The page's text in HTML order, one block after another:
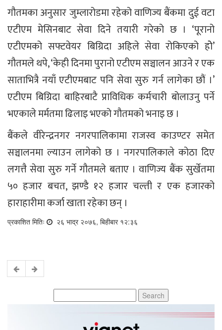
गौतमका अनुसार जुम्लारोडमा रहेको वाणिज्य बैंकमा दुई वटा
एटीएम मेसिनबाट सेवा दिने तयारी गरेको छ । ‘पूरानो
एटीएमको सफ्टवेयर बिग्रिदा अहिले सेवा रोकिएको होे’
गौतमले थपे, ‘केही दिनमा पुरानो एटीएम सञ्चालन आउने र एक
साताभित्रै नयाँ एटीएमबाट पनि सेवा सुरु गर्न लागेका छौं ।’
एटीएम बिग्रिदा बाहिरबाटै प्राविधिक कर्मचारी बोलाउनु पर्ने
भएकाले मर्मतमा ढिलाइ भएको गौतमको भनाइ छ ।
बैंकले वीरेन्द्रनगर नगरपालिकामा राजस्व काउण्टर समेत
सञ्चालनमा ल्याउन लागेको छ । नगरपालिकाले कोठा दिए
लगत्तै सेवा सुरु गर्ने गौतमले बताए । वाणिज्य बैंक सुर्खेतमा
५० हजार बचत, झण्डै १२ हजार चल्ती र एक हजारको
हाराहारीमा कर्जा खाता रहेका छन् ।
प्रकाशित मितिः २६ भाद्र २०७६, बिहीबार १२:३६
for: